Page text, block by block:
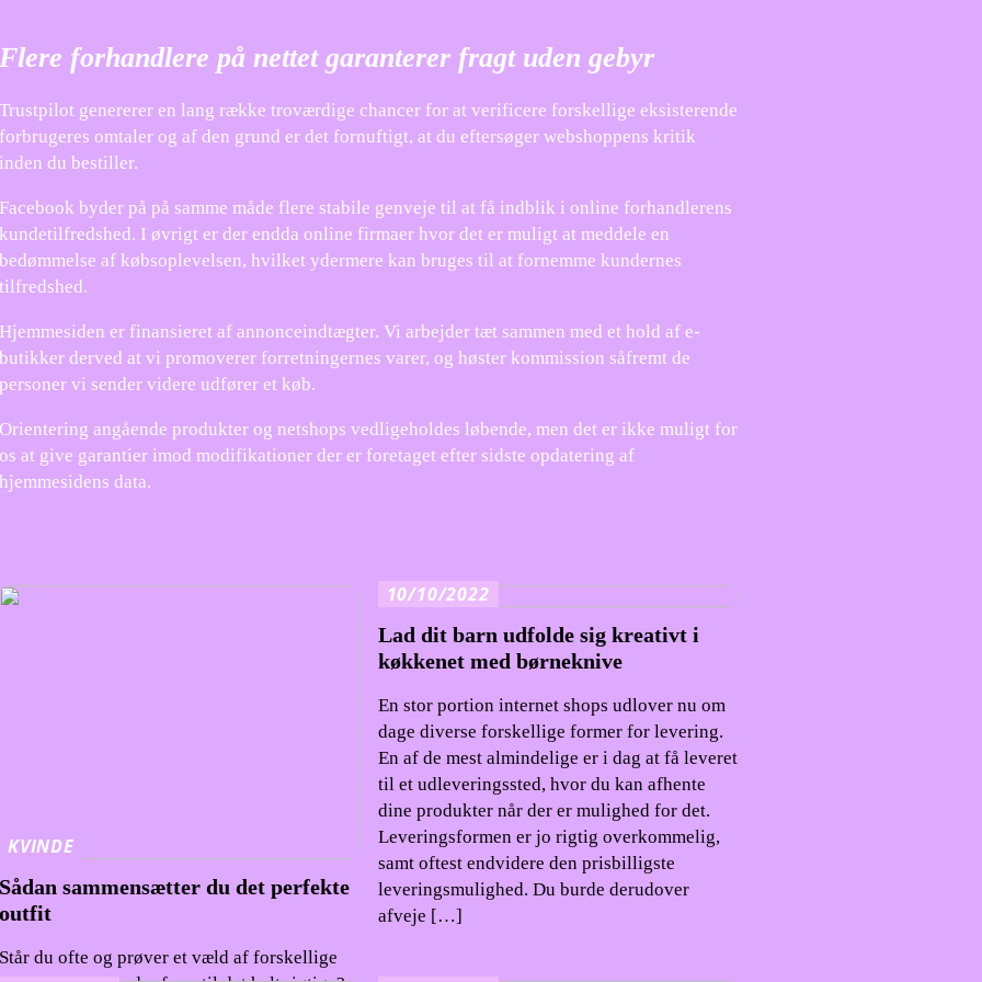
Flere forhandlere på nettet garanterer fragt uden gebyr
Trustpilot genererer en lang række troværdige chancer for at verificere forskellige eksisterende
forbrugeres omtaler og af den grund er det fornuftigt, at du eftersøger webshoppens kritik
inden du bestiller.
Facebook byder på på samme måde flere stabile genveje til at få indblik i online forhandlerens
kundetilfredshed. I øvrigt er der endda online firmaer hvor det er muligt at meddele en
bedømmelse af købsoplevelsen, hvilket ydermere kan bruges til at fornemme kundernes
tilfredshed.
Hjemmesiden er finansieret af annonceindtægter. Vi arbejder tæt sammen med et hold af e-
butikker derved at vi promoverer forretningernes varer, og høster kommission såfremt de
personer vi sender videre udfører et køb.
Orientering angående produkter og netshops vedligeholdes løbende, men det er ikke muligt for
os at give garantier imod modifikationer der er foretaget efter sidste opdatering af
hjemmesidens data.
KVINDE
Sådan sammensætter du det perfekte
outfit
Står du ofte og prøver et væld af forskellige
10/10/2022
Lad dit barn udfolde sig kreativt i
køkkenet med børneknive
En stor portion internet shops udlover nu om
dage diverse forskellige former for levering.
En af de mest almindelige er i dag at få leveret
til et udleveringssted, hvor du kan afhente
dine produkter når der er mulighed for det.
Leveringsformen er jo rigtig overkommelig,
samt oftest endvidere den prisbilligste
leveringsmulighed. Du burde derudover
afveje […]